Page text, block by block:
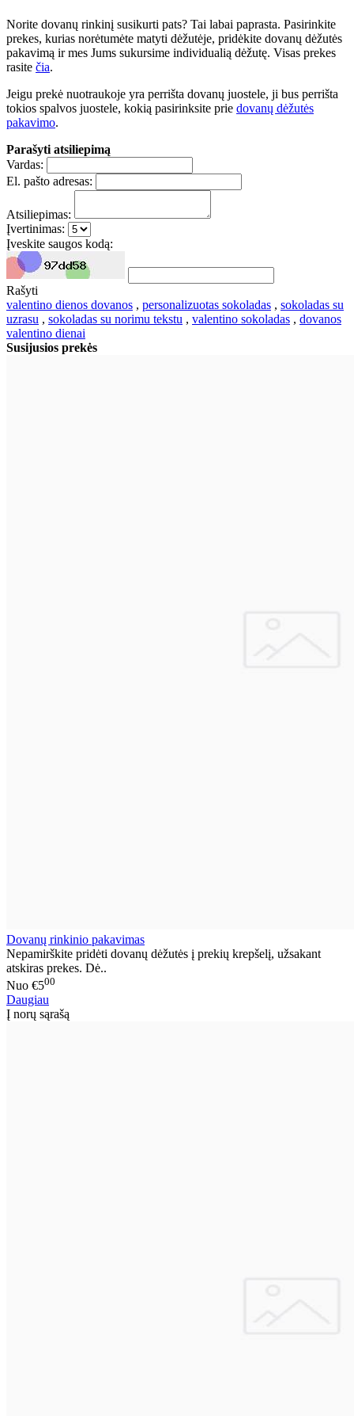
Norite dovanų rinkinį susikurti pats? Tai labai paprasta. Pasirinkite
prekes, kurias norėtumėte matyti dėžutėje, pridėkite dovanų dėžutės
pakavimą ir mes Jums sukursime individualią dėžutę. Visas prekes
rasite čia.
Jeigu prekė nuotraukoje yra perrišta dovanų juostele, ji bus perrišta
tokios spalvos juostele, kokią pasirinksite prie dovanų dėžutės
pakavimo.
Parašyti atsiliepimą
Vardas:
El. pašto adresas:
Atsiliepimas:
Įvertinimas:
Įveskite saugos kodą:
Rašyti
valentino dienos dovanos , personalizuotas sokoladas , sokoladas su
uzrasu , sokoladas su norimu tekstu , valentino sokoladas , dovanos
valentino dienai
Susijusios prekės
Dovanų rinkinio pakavimas
Nepamirškite pridėti dovanų dėžutės į prekių krepšelį, užsakant
atskiras prekes. Dė..
Nuo €500
Daugiau
Į norų sąrašą